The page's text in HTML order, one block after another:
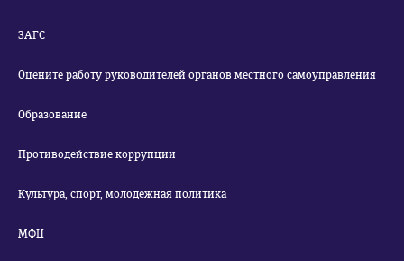
ЗАГС
Оцените работу руководителей органов местного самоуправления
Образование
Противодействие коррупции
Культура, спорт, молодежная политика
МФЦ